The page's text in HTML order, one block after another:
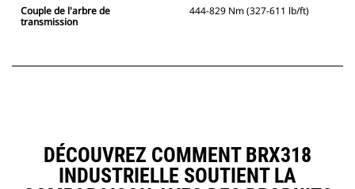
Couple de l'arbre de
transmission
444-829 Nm (327-611 lb/ft)
DÉCOUVREZ COMMENT BRX318
INDUSTRIELLE SOUTIENT LA